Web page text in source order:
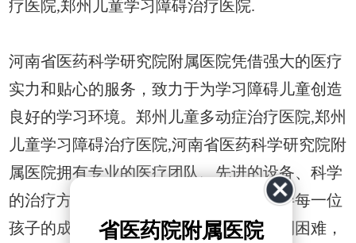
疗医院,郑州儿童学习障碍治疗医院.
河南省医药科学研究院附属医院凭借强大的医疗
实力和贴心的服务，致力于为学习障碍儿童创造
良好的学习环境。郑州儿童多动症治疗医院,郑州
儿童学习障碍治疗医院,河南省医药科学研究院附
属医院拥有专业的医疗团队、先进的设备、科学
的治疗方案与无微不至的关怀，我们陪伴每一位
孩子的成长。如果您的孩子在学习上遇到困难，
省医药院附属医院